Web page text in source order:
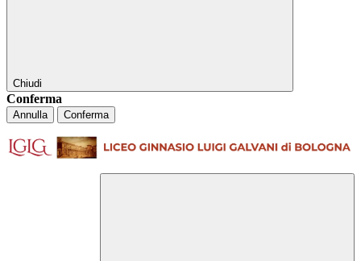
Chiudi
Conferma
Annulla Conferma